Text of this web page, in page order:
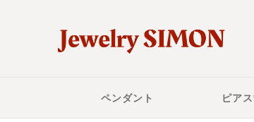
ペンダント ピア